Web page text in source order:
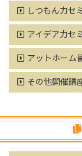
しつもん力セ
アイデア力セ
アットホーム
その他開催講